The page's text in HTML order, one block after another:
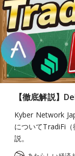
【徹底解説】
Kyber Network
についてTradiFi
説。